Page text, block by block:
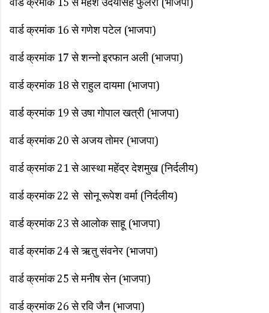
वार्ड क्रमांक 15 से महेश उदयसिंह फुलेरी (भाजपा)
वार्ड क्रमांक 16 से गणेश पटेल (भाजपा)
वार्ड क्रमांक 17 से शन्नो इरफान अली (भाजपा)
वार्ड क्रमांक 18 से राहुल दायमा (भाजपा)
वार्ड क्रमांक 19 से उषा गोपाल खत्री (भाजपा)
वार्ड क्रमांक 20 से अजय तोमर (भाजपा)
वार्ड क्रमांक 21 से आस्था महेंद्र देशमुख (निर्दलीय)
वार्ड क्रमांक 22 से सोनू रूपेश वर्मा (निर्दलीय)
वार्ड क्रमांक 23 से आलोक साहू (भाजपा)
वार्ड क्रमांक 24 से ऋतु संवनेर (भाजपा)
वार्ड क्रमांक 25 से मनीष सेन (भाजपा)
वार्ड क्रमांक 26 से रवि जैन (भाजपा)